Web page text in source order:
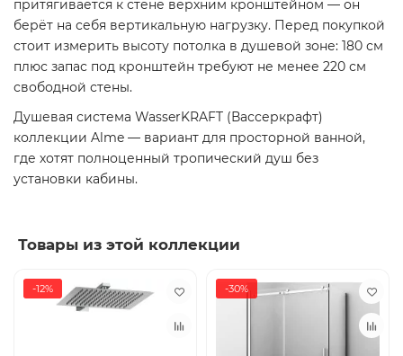
притягивается к стене верхним кронштейном — он
берёт на себя вертикальную нагрузку. Перед покупкой
стоит измерить высоту потолка в душевой зоне: 180 см
плюс запас под кронштейн требуют не менее 220 см
свободной стены.
Душевая система WasserKRAFT (Вассеркрафт)
коллекции Alme — вариант для просторной ванной,
где хотят полноценный тропический душ без
установки кабины.
Товары из этой коллекции
-12% -30%